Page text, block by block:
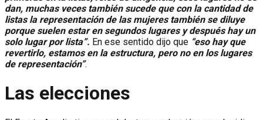
dan, muchas veces también sucede que con la cantidad de
listas la representación de las mujeres también se diluye
porque suelen estar en segundos lugares y después hay un
solo lugar por lista”. En ese sentido dijo que “eso hay que
revertirlo, estamos en la estructura, pero no en los lugares
de representación”.
Las elecciones